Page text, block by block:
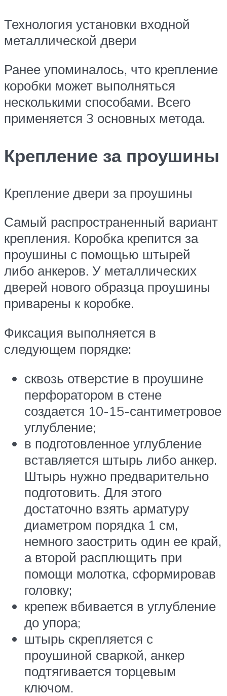
Технология установки входной
металлической двери
Ранее упоминалось, что крепление
коробки может выполняться
несколькими способами. Всего
применяется 3 основных метода.
Крепление за проушины
Крепление двери за проушины
Самый распространенный вариант
крепления. Коробка крепится за
проушины с помощью штырей
либо анкеров. У металлических
дверей нового образца проушины
приварены к коробке.
Фиксация выполняется в
следующем порядке:
сквозь отверстие в проушине
перфоратором в стене
создается 10-15-сантиметровое
углубление;
в подготовленное углубление
вставляется штырь либо анкер.
Штырь нужно предварительно
подготовить. Для этого
достаточно взять арматуру
диаметром порядка 1 см,
немного заострить один ее край,
а второй расплющить при
помощи молотка, сформировав
головку;
крепеж вбивается в углубление
до упора;
штырь скрепляется с
проушиной сваркой, анкер
подтягивается торцевым
ключом.